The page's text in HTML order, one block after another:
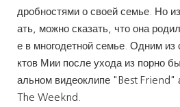
дробностями о своей семье. Но
ать, можно сказать, что она
е в многодетной семье. Одним из
ктов Мии после ухода из порно
альном видеоклипе "Best Friend"
The Weeknd.